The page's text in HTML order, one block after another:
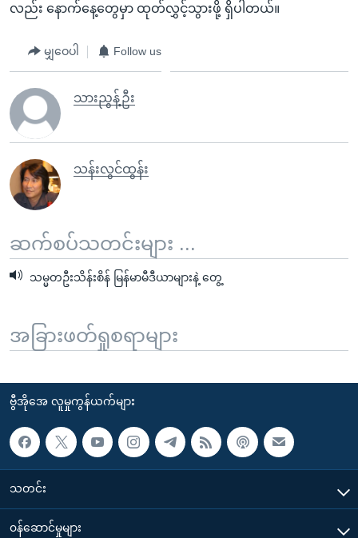
လည်း နောက်နေ့တွေမှာ ထုတ်လွှင့်သွားဖို့ ရှိပါတယ်။
မျှဝေပါ Follow us
သားညွန့်ဦး
သန်းလွင်ထွန်း
ဆက်စပ်သတင်းများ ...
သမ္မတဦးသိန်းစိန် မြန်မာမီဒီယာများနဲ့ တွေ့
အခြားဖတ်ရှုစရာများ
ဗွီအိုအေ လူမှုကွန်ယက်များ
သတင်း
၀န်ဆောင်မှုများ